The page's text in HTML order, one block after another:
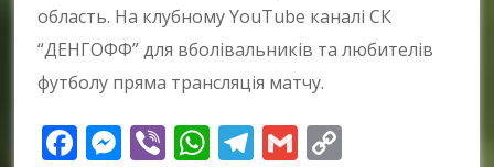
область. На клубному YouTube каналі СК
“ДЕНГОФФ” для вболівальників та любителів
футболу пряма трансляція матчу.
Facebook
Messenger
ViberWhatsApp
Telegram
Gmail